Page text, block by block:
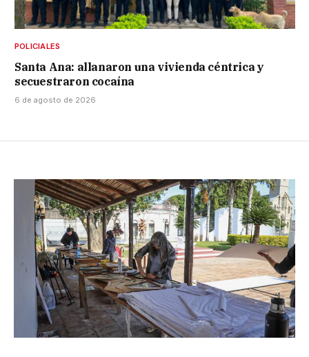
POLICIALES
Santa Ana: allanaron una vivienda céntrica y
secuestraron cocaína
6 de agosto de 2026